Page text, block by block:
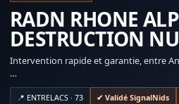
RADN RHONE
DESTRUCTION
Intervention rapide et garantie, entre
Certibiocide / certification : 050017
📍 ENTRELACS · 73 ✔ Validé SignalNids